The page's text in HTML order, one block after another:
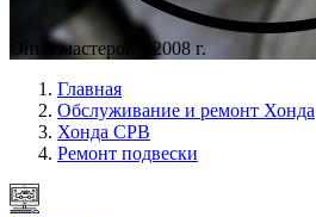
Опыт мастеров с 2008 г.
Главная
Обслуживание и ремонт Хонда
Хонда СРВ
Ремонт подвески